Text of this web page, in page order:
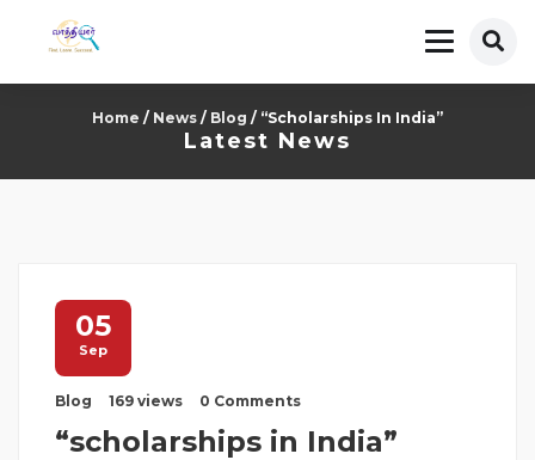
Home / News / Blog / “scholarships In India”
Latest News
05
Sep
Blog 169 views 0 Comments
“scholarships in India”